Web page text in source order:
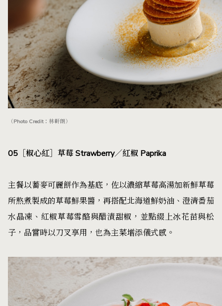
（Photo Credit：林軒朗）
05［椒心紅］草莓 Strawberry／紅椒 Paprika
主餐以蕎麥可麗餅作為基底，佐以濃縮草莓高湯加新鮮草莓
所熬煮製成的草莓鮮果醬，再搭配北海道鮮奶油、澄清番茄
水晶凍、紅椒草莓雪酪與醋漬甜椒，並點綴上冰花苗與松
子，品嘗時以刀叉享用，也為主菜增添儀式感。